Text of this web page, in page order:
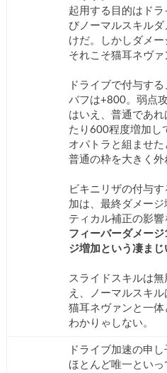
起用する目的はド
びノーマルスキル
けだ。しかしダメー
それこそ猫耳ネヴァ
ドライブで付与す
バフは+800。弱点
はいえ、普通であ
たり600程度増加し
オパトラと組ませ
普通の枠を大きく外
ビキニリザの付与
加は、最終ダメー
ティカル補正の影響
フィーバーダメー
ジ増加という凄まじ
スライドスキルは
え、ノーマルスキル
猫耳ネヴァンと一
わかりゃしない。
ドライブ加速の申し
ほとんど唯一とい